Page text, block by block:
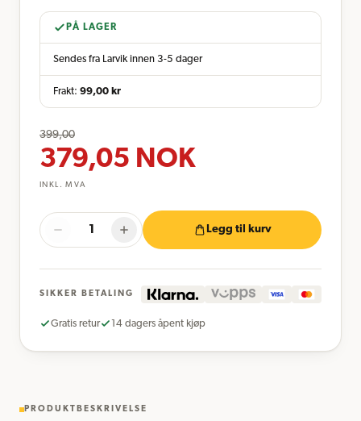
PÅ LAGER
Sendes fra Larvik innen 3-5 dager
Frakt: 99,00 kr
399,00
379,05 NOK
INKL. MVA
Legg til kurv
SIKKER BETALING
Gratis retur 14 dagers åpent kjøp
PRODUKTBESKRIVELSE